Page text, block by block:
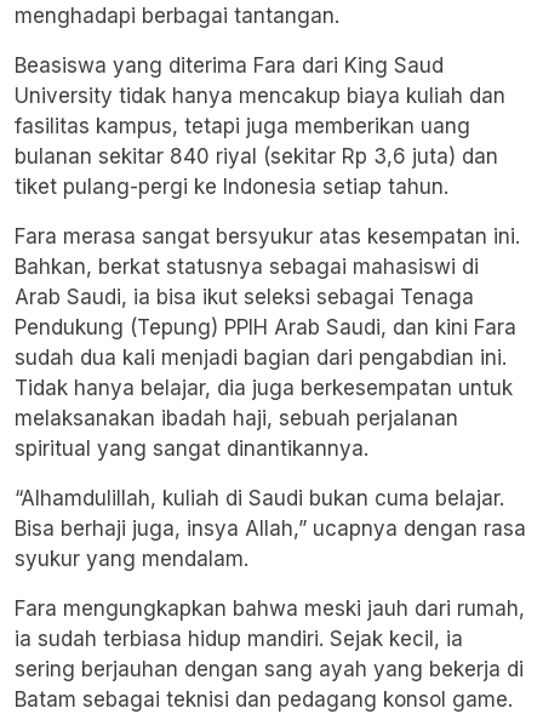
menghadapi berbagai tantangan.
Beasiswa yang diterima Fara dari King Saud
University tidak hanya mencakup biaya kuliah dan
fasilitas kampus, tetapi juga memberikan uang
bulanan sekitar 840 riyal (sekitar Rp 3,6 juta) dan
tiket pulang-pergi ke Indonesia setiap tahun.
Fara merasa sangat bersyukur atas kesempatan ini.
Bahkan, berkat statusnya sebagai mahasiswi di
Arab Saudi, ia bisa ikut seleksi sebagai Tenaga
Pendukung (Tepung) PPIH Arab Saudi, dan kini Fara
sudah dua kali menjadi bagian dari pengabdian ini.
Tidak hanya belajar, dia juga berkesempatan untuk
melaksanakan ibadah haji, sebuah perjalanan
spiritual yang sangat dinantikannya.
“Alhamdulillah, kuliah di Saudi bukan cuma belajar.
Bisa berhaji juga, insya Allah,” ucapnya dengan rasa
syukur yang mendalam.
Fara mengungkapkan bahwa meski jauh dari rumah,
ia sudah terbiasa hidup mandiri. Sejak kecil, ia
sering berjauhan dengan sang ayah yang bekerja di
Batam sebagai teknisi dan pedagang konsol game.